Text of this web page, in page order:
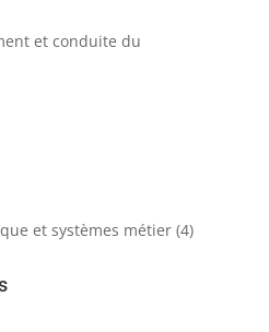
et conduite du
et systèmes métier(4)